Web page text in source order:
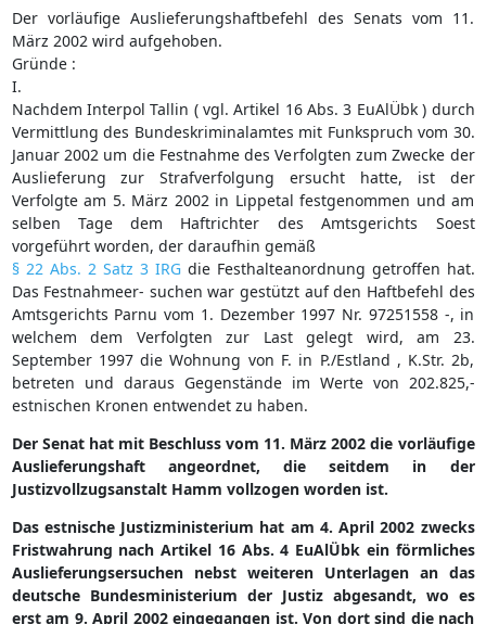
Der vorläufige Auslieferungshaftbefehl des Senats vom 11.
März 2002 wird aufgehoben.
Gründe :
I.
Nachdem Interpol Tallin ( vgl. Artikel 16 Abs. 3 EuAlÜbk ) durch
Vermittlung des Bundeskriminalamtes mit Funkspruch vom 30.
Januar 2002 um die Festnahme des Verfolgten zum Zwecke der
Auslieferung zur Strafverfolgung ersucht hatte, ist der
Verfolgte am 5. März 2002 in Lippetal festgenommen und am
selben Tage dem Haftrichter des Amtsgerichts Soest
vorgeführt worden, der daraufhin gemäß
§ 22 Abs. 2 Satz 3 IRGdie Festhalteanordnung getroffen hat.
Das Festnahmeer- suchen war gestützt auf den Haftbefehl des
Amtsgerichts Parnu vom 1. Dezember 1997 Nr. 97251558 -, in
welchem dem Verfolgten zur Last gelegt wird, am 23.
September 1997 die Wohnung von F. in P./Estland , K.Str. 2b,
betreten und daraus Gegenstände im Werte von 202.825,-
estnischen Kronen entwendet zu haben.
Der Senat hat mit Beschluss vom 11. März 2002 die vorläufige
Auslieferungshaft angeordnet, die seitdem in der
Justizvollzugsanstalt Hamm vollzogen worden ist.
Das estnische Justizministerium hat am 4. April 2002 zwecks
Fristwahrung nach Artikel 16 Abs. 4 EuAlÜbk ein förmliches
Auslieferungsersuchen nebst weiteren Unterlagen an das
deutsche Bundesministerium der Justiz abgesandt, wo es
erst am 9. April 2002 eingegangen ist. Von dort sind die nach